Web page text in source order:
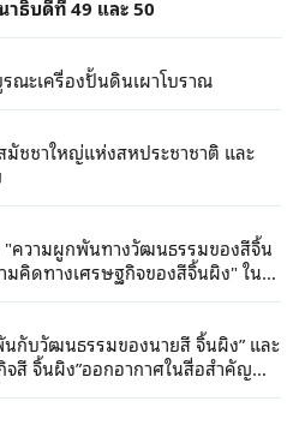
ธิบดีที่ 49 และ 50
ณะเครื่องปั้นดินเผาโบราณ
าใหญ่แห่งสหประชาชาติ และ
ความผูกพันทางวัฒนธรรมของสีจิ้น
มคิดทางเศรษฐกิจของสีจิ้นผิง" ใน
กับวัฒนธรรมของนายสี จิ้นผิง” และ
สี จิ้นผิง”ออกอากาศในสื่อสำคัญ